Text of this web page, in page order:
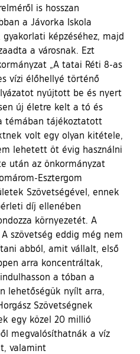
is hosszan
a Jávorka Iskola
képzéséhez, majd
a városnak. Ezt
„A tatai Réti 8-as
vízi élőhellyé történő
nyújtott be és nyert
új életre kelt a tó és
témában tájékoztatott
volt egy olyan kitétele,
lehetett öt évig használni
után az önkormányzat
Esztergom
Szövetségével, ennek
díj ellenében
környezetét. A
szövetség eddig még nem
abból, amit vállalt, első
arra koncentráltak,
a tóban a
lehetőségük nyílt arra,
Szövetségnek
egy közel 20 millió
megvalósíthatnák a víz
valamint